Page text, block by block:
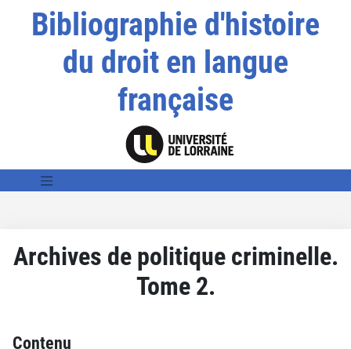
Bibliographie d'histoire
du droit en langue
française
Archives de politique criminelle.
Tome 2.
Contenu